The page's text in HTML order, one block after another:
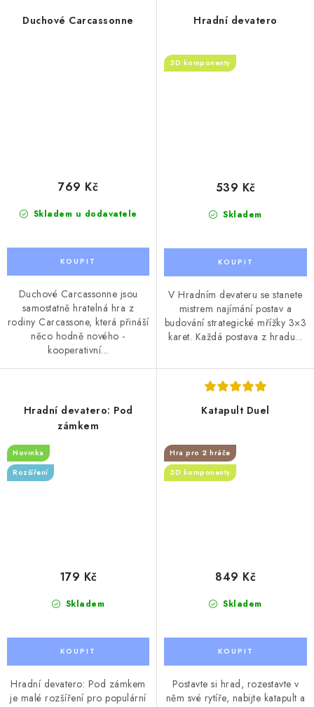
Duchové Carcassonne
Skladem u dodavatele
769 Kč
Duchové Carcassonne jsou
samostatně hratelná hra z
rodiny Carcassone, která přináší
něco hodně nového -
kooperativní...
Hradní devatero
3D komponenty
Skladem
539 Kč
V Hradním devateru se stanete
mistrem najímání postav a
budování strategické mřížky 3×3
karet. Každá postava z hradu...
Hradní devatero: Pod
zámkem
Novinka
Rozšíření
Skladem
179 Kč
Hradní devatero: Pod zámkem
je malé rozšíření pro populární
Katapult Duel
Hra pro 2 hráče
3D komponenty
Skladem
849 Kč
Postavte si hrad, rozestavte v
něm své rytíře, nabijte katapult a